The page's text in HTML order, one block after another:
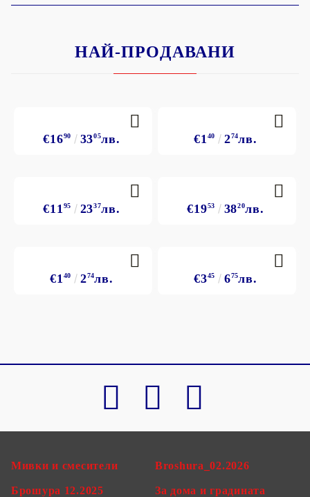
НАЙ-ПРОДАВАНИ
€1690 3305лв. €1 40 274лв.
€11 95 2337лв. €1953 3820лв.
€1 40 274лв. €345 675лв.
Мивки и смесители
Брошура 12.2025
Broshura_02.2026
За дома и градината